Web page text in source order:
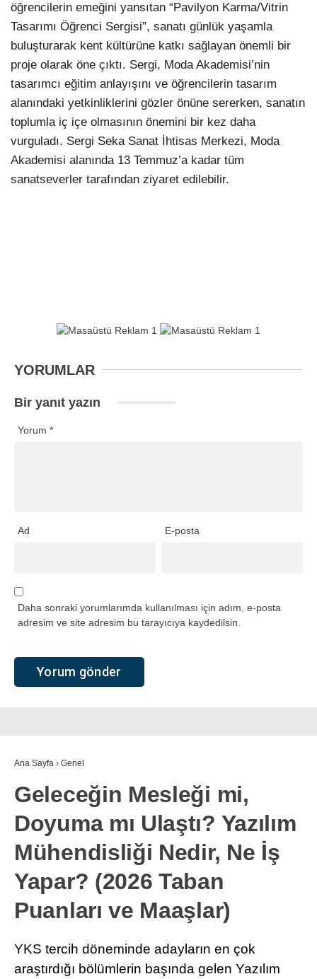
öğrencilerin emeğini yansıtan “Pavilyon Karma/Vitrin
Tasarımı Öğrenci Sergisi”, sanatı günlük yaşamla
buluşturarak kent kültürüne katkı sağlayan önemli bir
proje olarak öne çıktı. Sergi, Moda Akademisi’nin
tasarımcı eğitim anlayışını ve öğrencilerin tasarım
alanındaki yetkinliklerini gözler önüne sererken, sanatın
toplumla iç içe olmasının önemini bir kez daha
vurguladı. Sergi Seka Sanat İhtisas Merkezi, Moda
Akademisi alanında 13 Temmuz’a kadar tüm
sanatseverler tarafından ziyaret edilebilir.
YORUMLAR
Bir yanıt yazın
Yorum *
Ad E-posta
Daha sonraki yorumlarımda kullanılması için adım, e-posta
adresim ve site adresim bu tarayıcıya kaydedilsin.
Ana Sayfa › Genel
Geleceğin Mesleği mi,
Doyuma mı Ulaştı? Yazılım
Mühendisliği Nedir, Ne İş
Yapar? (2026 Taban
Puanları ve Maaşlar)
YKS tercih döneminde adayların en çok
araştırdığı bölümlerin başında gelen Yazılım